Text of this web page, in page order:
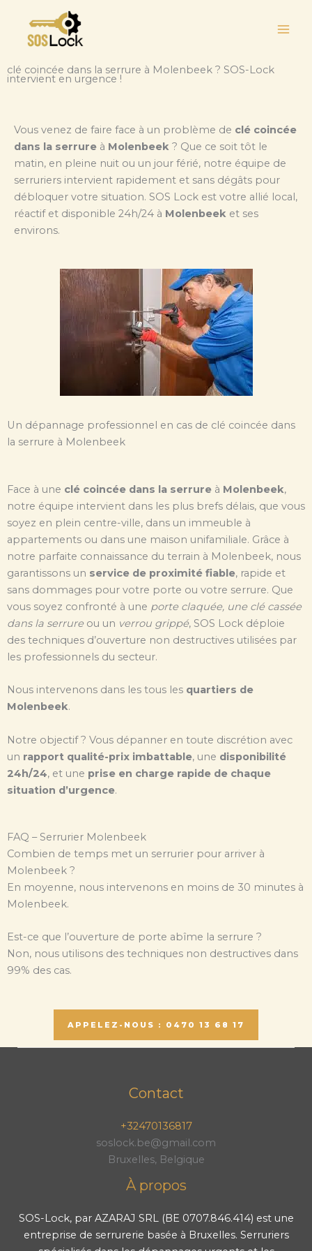
contenu
clé coincée dans la serrure à Molenbeek ? SOS-Lock
intervient en urgence !
Vous venez de faire face à un problème de clé coincée
dans la serrure à Molenbeek ? Que ce soit tôt le
matin, en pleine nuit ou un jour férié, notre équipe de
serruriers intervient rapidement et sans dégâts pour
débloquer votre situation. SOS Lock est votre allié local,
réactif et disponible 24h/24 à Molenbeek et ses
environs.
Un dépannage professionnel en cas de clé coincée dans
la serrure à Molenbeek
Face à une clé coincée dans la serrure à Molenbeek,
notre équipe intervient dans les plus brefs délais, que vous
soyez en plein centre-ville, dans un immeuble à
appartements ou dans une maison unifamiliale. Grâce à
notre parfaite connaissance du terrain à Molenbeek, nous
garantissons un service de proximité fiable, rapide et
sans dommages pour votre porte ou votre serrure. Que
vous soyez confronté à une porte claquée, une clé cassée
dans la serrure ou un verrou grippé, SOS Lock déploie
des techniques d’ouverture non destructives utilisées par
les professionnels du secteur.
Nous intervenons dans les tous les quartiers de
Molenbeek.
Notre objectif ? Vous dépanner en toute discrétion avec
un rapport qualité-prix imbattable, une disponibilité
24h/24, et une prise en charge rapide de chaque
situation d’urgence.
FAQ – Serrurier Molenbeek
Combien de temps met un serrurier pour arriver à
Molenbeek ?
En moyenne, nous intervenons en moins de 30 minutes à
Molenbeek.
Est-ce que l’ouverture de porte abîme la serrure ?
Non, nous utilisons des techniques non destructives dans
99% des cas.
APPELEZ-NOUS : 0470 13 68 17
Contact
+32470136817
soslock.be@gmail.com
Bruxelles, Belgique
À propos
SOS-Lock, par AZARAJ SRL (BE 0707.846.414) est une
entreprise de serrurerie basée à Bruxelles. Serruriers